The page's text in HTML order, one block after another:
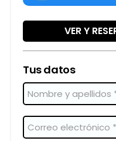
VER Y
Tus datos